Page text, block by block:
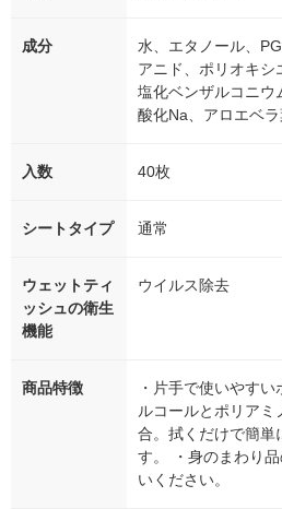
成分
水、エタノール、
アニド、ポリオキシ
塩化ベンザルコニウ
酸化Na、アロエベ
入数 40枚
シートタイプ 通常
ウェットティ
ッシュの衛生
機能
ウイルス除去
商品特徴
・片手で使いやす
ルコールとポリアミ
合。拭くだけで簡単
す。 ・身のまわり
いください。